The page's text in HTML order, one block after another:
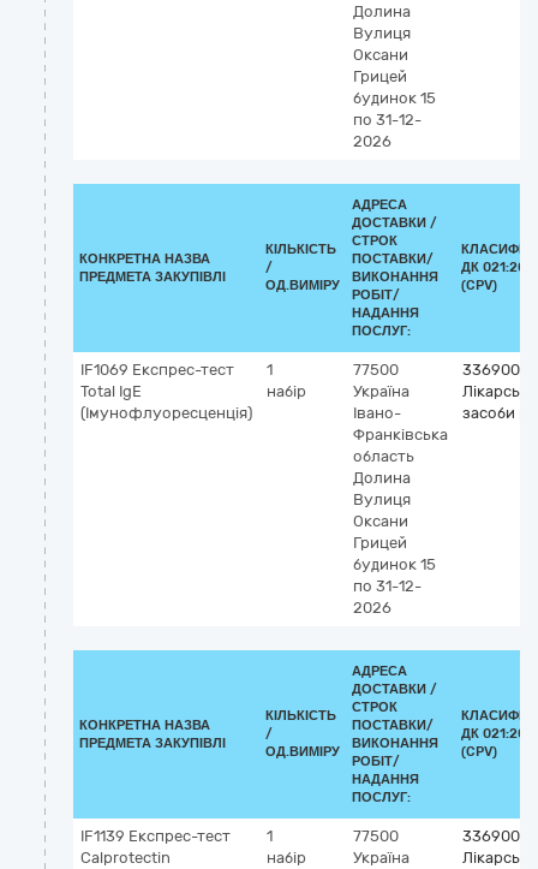
Долина
Вулиця
Оксани
Грицей
будинок 15
по 31-12-
2026
КОНКРЕТНА НАЗВА
ПРЕДМЕТА ЗАКУПІВЛІ
КІЛЬКІСТЬ
/
ОД.ВИМІРУ
АДРЕСА
ДОСТАВКИ /
СТРОК
ПОСТАВКИ/
ВИКОНАННЯ
РОБІТ/
НАДАННЯ
ПОСЛУГ:
ДК
(CPV)
IF1069 Експрес-тест
Total IgE
(Імунофлуоресценція)
1
набір
77500
Україна
Івано-
Франківська
область
Долина
Вулиця
Оксани
Грицей
будинок 15
по 31-12-
2026
Лікарські
засоби
КОНКРЕТНА НАЗВА
ПРЕДМЕТА ЗАКУПІВЛІ
КІЛЬКІСТЬ
/
ОД.ВИМІРУ
АДРЕСА
ДОСТАВКИ /
СТРОК
ПОСТАВКИ/
ВИКОНАННЯ
РОБІТ/
НАДАННЯ
ПОСЛУГ:
ДК
(CPV)
IF1139 Експрес-тест
Calprotectin
1
набір
77500
Україна
Лікарські